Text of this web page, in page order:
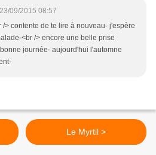
23/09/2015 08:57
/> contente de te lire à nouveau- j'espère
<br /> encore une belle prise
journée- aujourd'hui l'automne
Le Myrtil >